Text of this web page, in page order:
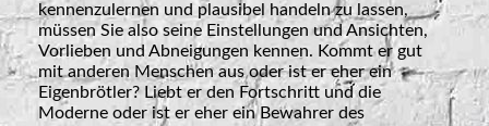
kennenzulernen und plausibel handeln zu lassen,
müssen Sie also seine Einstellungen und Ansichten,
Vorlieben und Abneigungen kennen. Kommt er gut
mit anderen Menschen aus oder ist er eher ein
Eigenbrötler? Liebt er den Fortschritt und die
Moderne oder ist er eher ein Bewahrer des